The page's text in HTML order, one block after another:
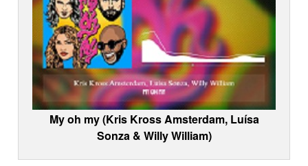
My oh my (Kris Kross Amsterdam, Luísa
Sonza & Willy William)